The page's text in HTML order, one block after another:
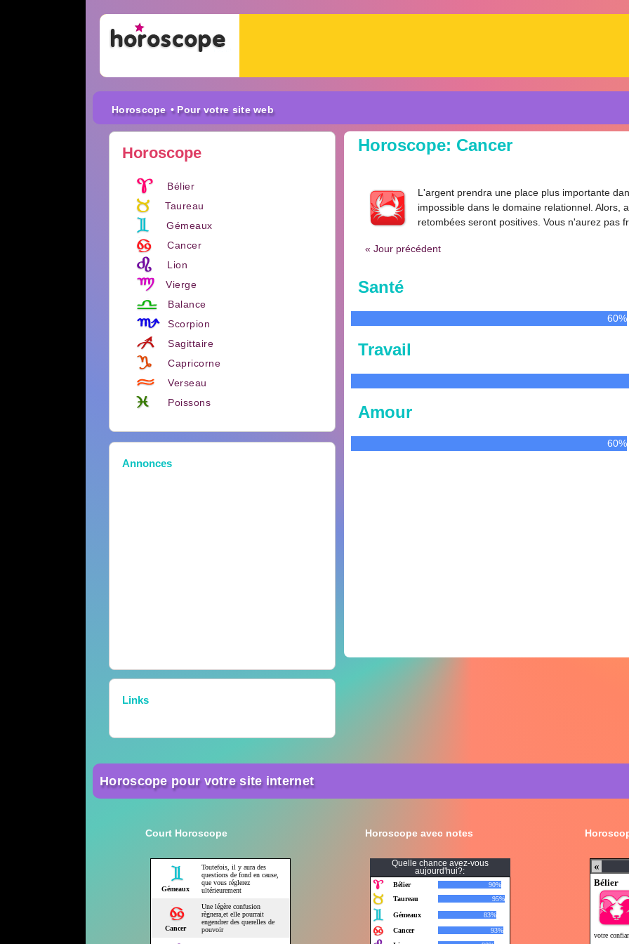
Horoscope • Pour votre site web
Horoscope
Bélier
Taureau
Gémeaux
Cancer
Lion
Vierge
Balance
Scorpion
Sagittaire
Capricorne
Verseau
Poissons
Annonces
Links
Horoscope: Cancer
L'argent prendra une place plus importante
impossible dans le domaine relationnel. Alors,
retombées seront positives. Vous n'aurez pas
« Jour précédent
Santé
60%
Travail
Amour
60%
Horoscope pour votre site internet
Court Horoscope Horoscope avec notes
Quelle chance avez-vous
aujourd'hui?: